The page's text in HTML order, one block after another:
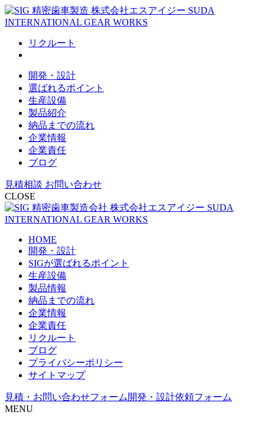
リクルート
開発・設計
選ばれるポイント
生産設備
製品紹介
納品までの流れ
企業情報
企業責任
ブログ
見積相談 お問い合わせ
CLOSE
HOME
開発・設計
SIGが選ばれるポイント
生産設備
製品情報
納品までの流れ
企業情報
企業責任
リクルート
ブログ
プライバシーポリシー
サイトマップ
見積・お問い合わせフォーム 開発・設計依頼フォーム
MENU